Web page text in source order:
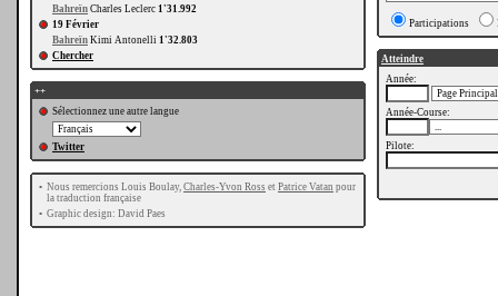
Bahreïn Charles Leclerc 1'31.992
19 Février
Bahreïn Kimi Antonelli 1'32.803
Chercher
++
Sélectionnez une autre langue
Twitter
• Nous remercions Louis Boulay, Charles-Yvon Ross et Patrice Vatan pour
la traduction française
• Graphic design: David Paes
Participations
Atteindre
Année:
Année-Course:
Pilote: